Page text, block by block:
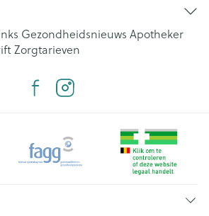
Gezondheidsnieuws Apotheker
Zorgtarieven